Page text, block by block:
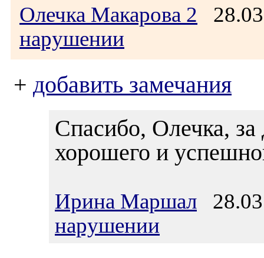
Олечка Макарова 2
нарушении
+ добавить замечания
Спасибо, Олечка, за
хорошего и
Ирина Маршал
нарушении